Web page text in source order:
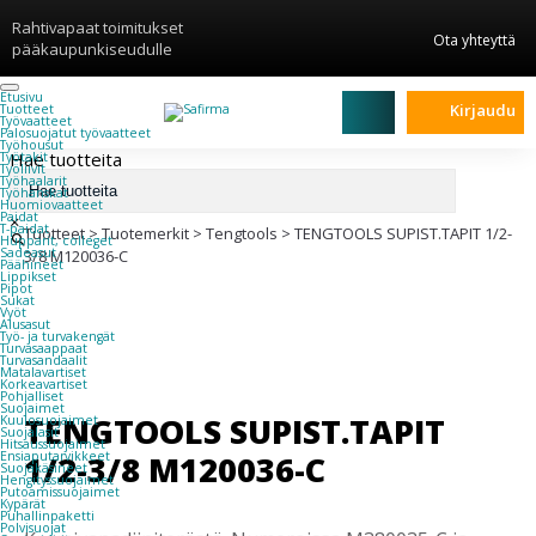
Rahtivapaat toimitukset
pääkaupunkiseudulle
Ota yhteyttä
Etusivu
Tuotteet
Työvaatteet
Palosuojatut työvaatteet
Työhousut
Työtakit
Työliivit
Työhaalarit
Työhanskat
Huomiovaatteet
Paidat
T-paidat
Hupparit, colleget
Sadeasut
Päähineet
Lippikset
Pipot
Sukat
Vyöt
Alusasut
Työ- ja turvakengät
Turvasaappaat
Turvasandaalit
Matalavartiset
Korkeavartiset
Pohjalliset
Suojaimet
Kuulosuojaimet
Suojalasit
Hitsaussuojaimet
Ensiaputarvikkeet
Suojakäsineet
Hengityssuojaimet
Putoamissuojaimet
Kypärät
Puhallinpaketti
Polvisuojat
Kirjaudu
Hae tuotteita
×
Tuotteet>Tuotemerkit > Tengtools > TENGTOOLS SUPIST.TAPIT 1/2-
3/8 M120036-C
TENGTOOLS SUPIST.TAPIT
1/2-3/8 M120036-C